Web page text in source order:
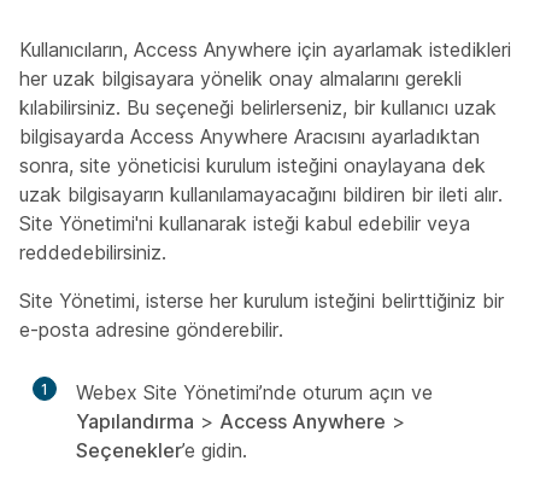
Kullanıcıların, Access Anywhere için ayarlamak istedikleri
her uzak bilgisayara yönelik onay almalarını gerekli
kılabilirsiniz. Bu seçeneği belirlerseniz, bir kullanıcı uzak
bilgisayarda Access Anywhere Aracısını ayarladıktan
sonra, site yöneticisi kurulum isteğini onaylayana dek
uzak bilgisayarın kullanılamayacağını bildiren bir ileti alır.
Site Yönetimi'ni kullanarak isteği kabul edebilir veya
reddedebilirsiniz.
Site Yönetimi, isterse her kurulum isteğini belirttiğiniz bir
e-posta adresine gönderebilir.
1
Webex Site Yönetimi’nde oturum açın ve
Yapılandırma > Access Anywhere >
Seçenekler’e gidin.